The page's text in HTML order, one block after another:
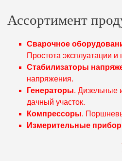
Ассортимент
Сварочное
Простота эксплуатации
Стабилизаторы
напряжения.
Генераторы. Дизельные
дачный участок.
Компрессоры.
Измерительные